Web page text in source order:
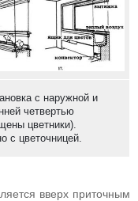
с наружной и
четвертью
цветники).
с цветочницей.
вверх приточным